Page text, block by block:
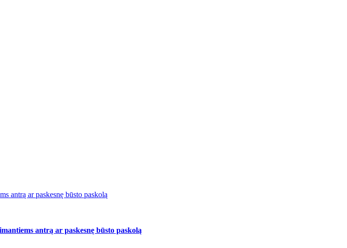
antrą ar paskesnę būsto paskolą
antrą ar paskesnę būsto paskolą